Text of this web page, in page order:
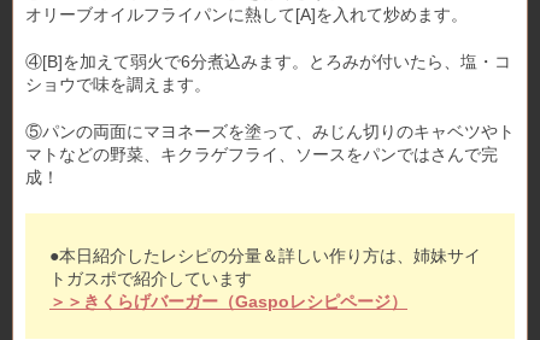
オリーブオイルフライパンに熱して[A]を入れて炒めます。
④[B]を加えて弱火で6分煮込みます。とろみが付いたら、塩・コ
ショウで味を調えます。
⑤パンの両面にマヨネーズを塗って、みじん切りのキャベツやト
マトなどの野菜、キクラゲフライ、ソースをパンではさんで完
成！
●本日紹介したレシピの分量＆詳しい作り方は、姉妹サイ
トガスポで紹介しています
＞＞きくらげバーガー（Gaspoレシピページ）